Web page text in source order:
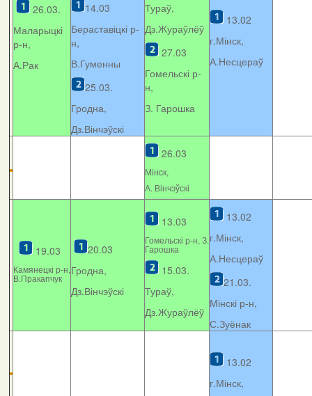
26.03.
Маларыцкі
р-н,
А.Рак
14.03
Бераставіцкі р-
н,
В.Гуменны
25.03.
Гродна,
Дз.Вінчэўскі
Тураў,
Дз.Жураўлёў
27.03
Гомельскі р-
н,
З. Гарошка
13.02
г.Мінск,
А.Несцераў
26.03
Мінcк,
А. Вінчэўскі
19.03
Камянецкі р-н,
В.Пракапчук
20.03
Гродна,
Дз.Вінчэўскі
13.03
Гомельскі р-н, З.
Гарошка
15.03.
Тураў,
Дз.Жураўлёў
13.02
г.Мінск,
А.Несцераў
21.03.
Мінскі р-н,
С.Зуёнак
13.02
г.Мінск,